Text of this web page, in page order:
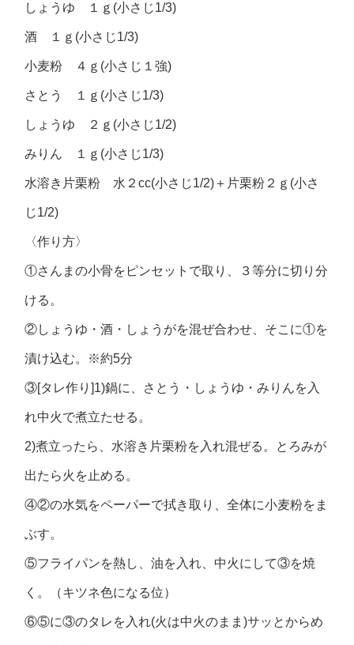
しょうゆ １ｇ(小さじ1/3)
酒 １ｇ(小さじ1/3)
小麦粉 ４ｇ(小さじ１強)
さとう １ｇ(小さじ1/3)
しょうゆ ２ｇ(小さじ1/2)
みりん １ｇ(小さじ1/3)
水溶き片栗粉 水２cc(小さじ1/2)＋片栗粉２ｇ(小さ
じ1/2)
〈作り方〉
①さんまの小骨をピンセットで取り、３等分に切り分
ける。
②しょうゆ・酒・しょうがを混ぜ合わせ、そこに①を
漬け込む。※約5分
③[タレ作り]1)鍋に、さとう・しょうゆ・みりんを入
れ中火で煮立たせる。
2)煮立ったら、水溶き片栗粉を入れ混ぜる。とろみが
出たら火を止める。
④②の水気をペーパーで拭き取り、全体に小麦粉をま
ぶす。
⑤フライパンを熱し、油を入れ、中火にして③を焼
く。（キツネ色になる位）
⑥⑤に③のタレを入れ(火は中火のまま)サッとからめ